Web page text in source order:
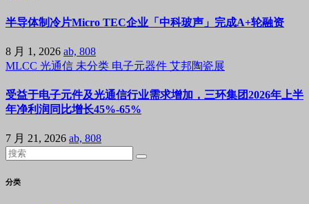
半导体制冷片Micro TEC企业「中科玻声」完成A+轮融资
8 月 1, 2026 ab, 808
MLCC 光通信 未分类 电子元器件 艾邦陶瓷展
受益于电子元件及光通信行业需求增加，三环集团2026年上半
年净利润同比增长45%-65%
7 月 21, 2026 ab, 808
分类